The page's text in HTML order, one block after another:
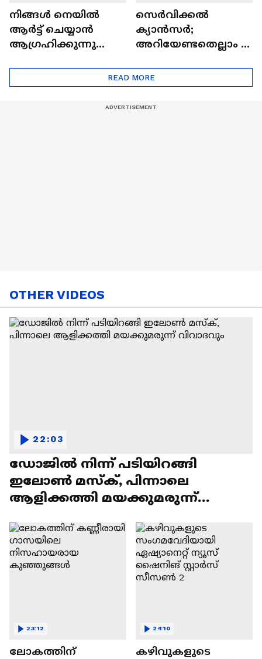
നിങ്ങൾ നെയിൽ
ആർട്ട് ചെയ്യാൻ
ആഗ്രഹിക്കുന്നുണ്ടോ
ട്രെൻഡിനെക്കുറിച്ച് |
Nail Art | Trends Cafe
സെർവിക്കൽ
ക്യാൻസർ;
അറിയേണ്ടതെല്ലാം |
Cancer
READ MORE
OTHER VIDEOS
ഡോജിൽ നിന്ന് പടിയിറങ്ങി
ഇലോൺ മസ്ക്, പിന്നാലെ
ആളിക്കത്തി മയക്കുമരുന്ന്
22:03
ലോകത്തിന്
23:12
കഴിവുകളുടെ
24:10